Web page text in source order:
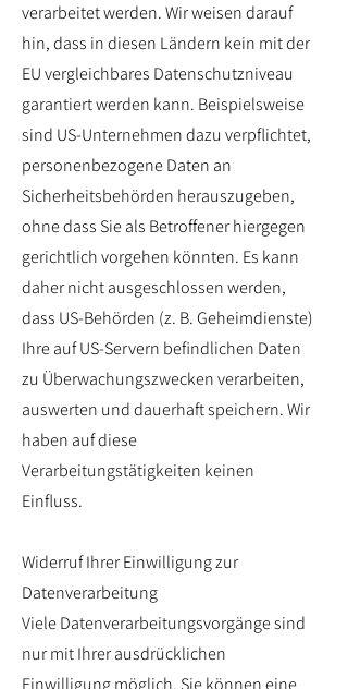
verarbeitet werden. Wir weisen darauf
hin, dass in diesen Ländern kein mit der
EU vergleichbares Datenschutzniveau
garantiert werden kann. Beispielsweise
sind US-Unternehmen dazu verpflichtet,
personenbezogene Daten an
Sicherheitsbehörden herauszugeben,
ohne dass Sie als Betroffener hiergegen
gerichtlich vorgehen könnten. Es kann
daher nicht ausgeschlossen werden,
dass US-Behörden (z. B. Geheimdienste)
Ihre auf US-Servern befindlichen Daten
zu Überwachungszwecken verarbeiten,
auswerten und dauerhaft speichern. Wir
haben auf diese
Verarbeitungstätigkeiten keinen
Einfluss.
Widerruf Ihrer Einwilligung zur
Datenverarbeitung
Viele Datenverarbeitungsvorgänge sind
nur mit Ihrer ausdrücklichen
Einwilligung möglich. Sie können eine